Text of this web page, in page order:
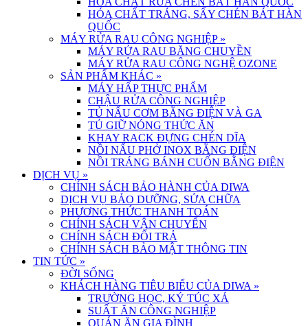
HÓA CHẤT TRÁNG, SẤY CHÉN BÁT HÀN
QUỐC
MÁY RỬA RAU CÔNG NGHIỆP »
MÁY RỬA RAU BĂNG CHUYỀN
MÁY RỬA RAU CÔNG NGHỆ OZONE
SẢN PHẨM KHÁC »
MÁY HẤP THỰC PHẨM
CHẬU RỬA CÔNG NGHIỆP
TỦ NẤU CƠM BẰNG ĐIỆN VÀ GA
TỦ GIỮ NÓNG THỨC ĂN
KHAY RACK ĐỰNG CHÉN DĨA
NỒI NẤU PHỞ INOX BẰNG ĐIỆN
NỒI TRÁNG BÁNH CUỐN BẰNG ĐIỆN
DỊCH VỤ »
CHÍNH SÁCH BẢO HÀNH CỦA DIWA
DỊCH VỤ BẢO DƯỠNG, SỬA CHỮA
PHƯƠNG THỨC THANH TOÁN
CHÍNH SÁCH VẬN CHUYỂN
CHÍNH SÁCH ĐỔI TRẢ
CHÍNH SÁCH BẢO MẬT THÔNG TIN
TIN TỨC »
ĐỜI SỐNG
KHÁCH HÀNG TIÊU BIỂU CỦA DIWA »
TRƯỜNG HỌC, KÝ TÚC XÁ
SUẤT ĂN CÔNG NGHIỆP
QUÁN ĂN GIA ĐÌNH